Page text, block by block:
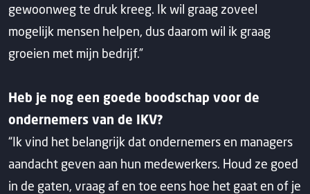
gewoonweg te druk kreeg. Ik wil graag zoveel
mogelijk mensen helpen, dus daarom wil ik graag
groeien met mijn bedrijf.”
Heb je nog een goede boodschap voor de
ondernemers van de IKV?
“Ik vind het belangrijk dat ondernemers en managers
aandacht geven aan hun medewerkers. Houd ze goed
in de gaten, vraag af en toe eens hoe het gaat en of je